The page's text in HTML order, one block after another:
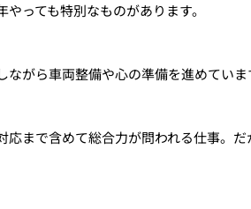
っても特別なものがあります。
がら車両整備や心の準備を進めていま
まで含めて総合力が問われる仕事。